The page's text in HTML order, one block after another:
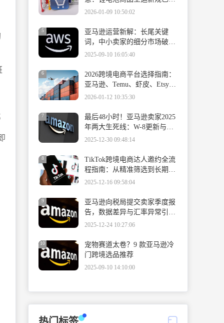
效，速查填报指南
2026-01-09 10:50:02
5
亚马逊运营新解：长尾关键
词，中小卖家的细分市场破局
密码
2025-09-10 16:05:40
6
2026跨境电商平台选择指南：
亚马逊、Temu、虾皮、Etsy与
英国新兴平台深度解析
2026-01-12 10:35:30
7
最后48小时！亚马逊卖家2025
年两大生死线：W-8更新与保
险合规
2025-12-30 09:48:14
8
TikTok跨境电商达人邀约全流
程指南：从精准筛选到长期合
作的系统方法论
2025-12-16 09:58:04
9
亚马逊向税局提交卖家季度报
告，数据差异与汇率异常引卖
家紧急核对
2025-12-24 10:27:06
10
宠物赛道太卷？9 款亚马逊冷
门跨境选品推荐
2025-09-10 14:10:00